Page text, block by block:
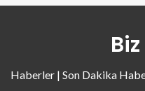
Haberler | Son Dakika